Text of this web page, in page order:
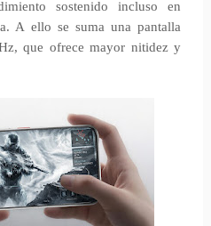
sostenido incluso en
A ello se suma una pantalla
que ofrece mayor nitidez y